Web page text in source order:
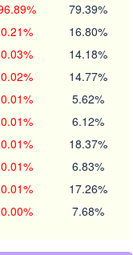
79.39%
16.80%
14.18%
14.77%
5.62%
6.12%
18.37%
6.83%
17.26%
7.68%